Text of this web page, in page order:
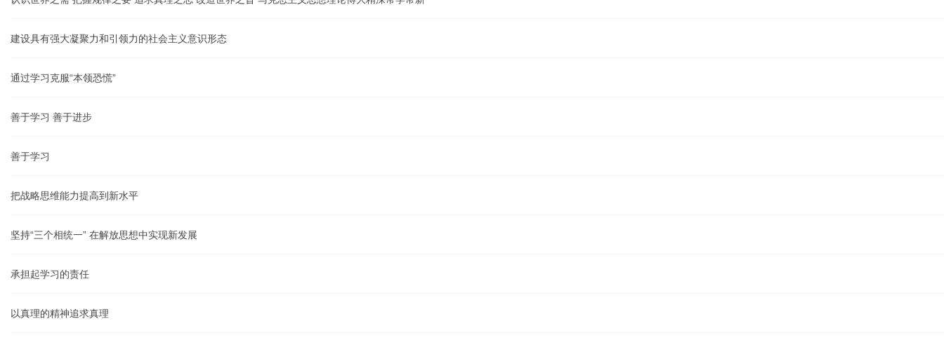
建设具有强大凝聚力和引领力的社会主义意识形态
通过学习克服“本领恐慌”
善于学习 善于进步
善于学习
把战略思维能力提高到新水平
坚持“三个相统一” 在解放思想中实现新发展
承担起学习的责任
以真理的精神追求真理